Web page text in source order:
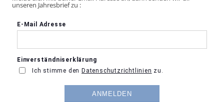
unseren Jahresbrief zu :